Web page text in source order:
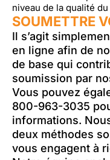
niveau de la qualité
SOUMETTRE
Il s’agit
en ligne afin de
de base qui
soumission par
Vous pouvez
800-963-3035
informations.
deux méthodes
vous engagent à